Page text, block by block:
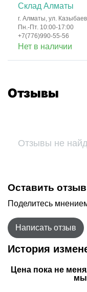
Склад Алматы
г. Алматы, ул.
Пн.-Пт. 10:00-17:00
+7(776)990-55-56
Нет в наличии
Отзывы
Отзывы не
Оставить
Поделитесь
Написать отзыв
История
Цена пока не
мы